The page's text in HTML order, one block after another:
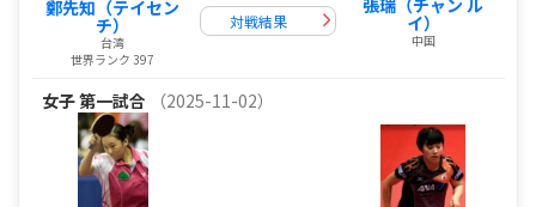
鄭先知（テイセン
チ）
台湾
世界ランク 397
対戦結果
張瑞（チャン ル
イ）
中国
女子第一試合 （2025-11-02）